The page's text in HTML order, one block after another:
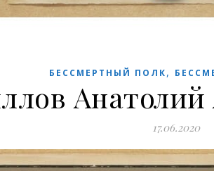
БЕССМЕРТНЫЙ ПОЛК,
Анатолий
17.06.2020